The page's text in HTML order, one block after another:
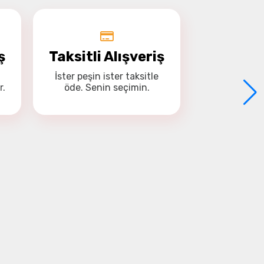
?
yapabilir.
şarj olur.
kumandası ile kontrol
midir?
Satın aldıktan sonra
Taksitli Alışveriş
İster peşin ister taksitle
öde. Senin seçimin.